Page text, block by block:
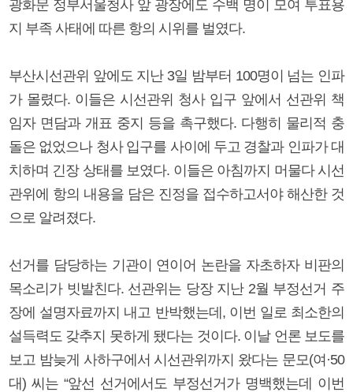
광화문 정부서울청사 앞 광장에도 수백 명이 모여 투표용
지 부족 사태에 따른 항의 시위를 벌였다.
부산시선관위 앞에도 지난 3일 밤부터 100명이 넘는 인파
가 몰렸다. 이들은 시선관위 청사 입구 앞에서 선관위 책
임자 면담과 개표 중지 등을 촉구했다. 다행히 물리적 충
돌은 없었으나 청사 입구를 사이에 두고 경찰과 인파가 대
치하며 긴장 상태를 보였다. 이들은 아침까지 머물다 시선
관위에 항의 내용을 담은 진정을 접수하고서야 해산한 것
으로 알려졌다.
선거를 담당하는 기관이 연이어 논란을 자초하자 비판의
목소리가 빗발친다. 선관위는 당장 지난 2월 부정선거 주
장에 설명자료까지 내고 반박했는데, 이번 일로 최소한의
설득력도 갖추지 못하게 됐다는 것이다. 이날 언론 보도를
보고 밤늦게 사하구에서 시선관위까지 왔다는 문모(여·50
대) 씨는 “앞선 선거에서도 부정선거가 명백했는데 이번